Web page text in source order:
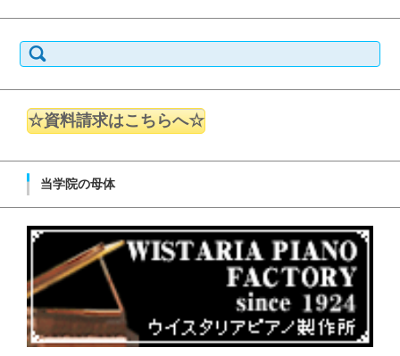
☆資料請求はこちらへ☆
当学院の母体